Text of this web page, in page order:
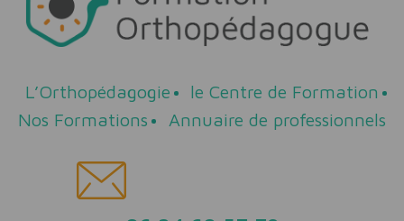
L’Orthopédagogie
le Centre de Formation
Nos Formations
Annuaire de professionnels